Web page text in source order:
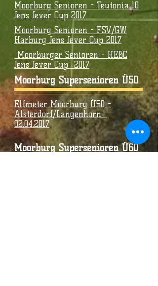
Moorburg Senioren - Teutonia 10
Jens Jever Cup 2017
Moorburg Senioren - FSV/GW
Harburg Jens Jever Cup 2017
Moorburger Senioren - HEBC
Jens Jever Cup 2017
Moorburg Supersenioren Ü50
Elfmeter Moorburg Ü50 -
Alsterdorf/Langenhorn
02.04.2017
Moorburg Supersenioren Ü60